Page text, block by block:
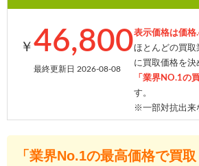
￥ 46,800
最終更新日 2026-08-08
表示価格は価格
ほとんどの買取
に買取価格を決
「業界NO.1の
す。
※一部対抗出来
「業界No.1の最高価格で買取